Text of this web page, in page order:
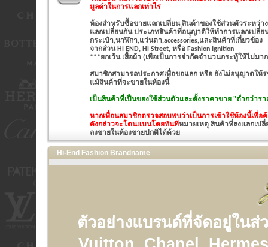
มูลค่าในการแลกเท่าไร
ห้องสำหรับซื้อขายแลกเปลี่ยน สินค้าของใช้ส่วนตัวระหว่าง
แลกเปลี่ยนกัน ประเภทสินค้าที่อนุญาติให้ทำการแลกเปลี่ย
กระเป๋า,นาฬิกา,แว่นตา,accessories,และสินค้าที่เกี่ยวข้อง
จากส่วน Hi END, Hi Street, หรือ Fashion Ignition
***ยกเว้น เสื้อผ้า (เพื่อเป็นการจำกัดจำนวนกระทู้ให้ไม่มา
สมาชิกสามารถประกาศเพื่อขอแลก หรือ ยังไม่อนุญาตให้
แม้สินค้าที่จะขายในห้องนี้
เป็นสินค้าที่เป็นของใช้ส่วนตัวและตั้งราคาขาย "ต่ำกว่าร
หากเพื่อนสมาชิกตรวจสอบพบว่าเป็นการเข้าใช้ห้องนี้เพื่อ
ดังกล่าวจะโดนแบนโดยทันทีหมายเหตุ สินค้าที่ลงแลกเป
ลงขายในห้องขายปกติได้ด้วย
Hi-End Fashion Brandname
ตัวอย่างแบรนด์ที่จัดอยู่ในส่